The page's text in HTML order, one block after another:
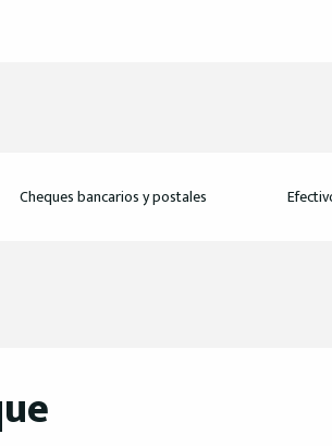
Cheques bancarios y postales